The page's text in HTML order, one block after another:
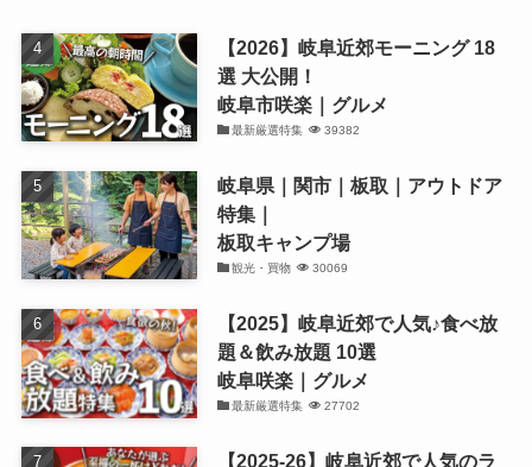
【2026】岐阜近郊モーニング 18
選 大公開！
岐阜市咲楽｜グルメ
最新厳選特集 39382
岐阜県｜関市｜板取｜アウトドア
特集｜
板取キャンプ場
観光・買物 30069
【2025】岐阜近郊で人気♪食べ放
題＆飲み放題 10選
岐阜咲楽｜グルメ
最新厳選特集 27702
【2025-26】岐阜近郊で人気のラ